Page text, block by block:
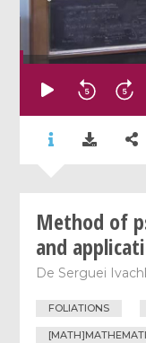
Method of
and
De Serguei
FOLIATIONS